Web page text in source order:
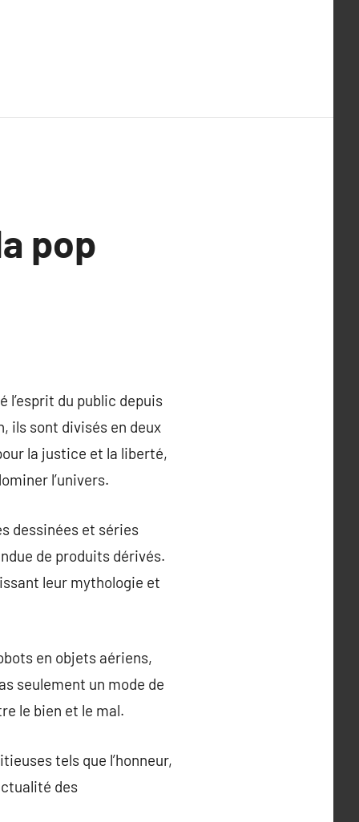
pop
du public depuis
ils sont divisés en deux
la justice et la liberté,
l’univers.
dessinées et séries
de produits dérivés.
leur mythologie et
en objets aériens,
seulement un mode de
le bien et le mal.
tels que l’honneur,
des